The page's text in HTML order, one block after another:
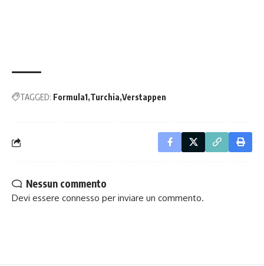
TAGGED: Formula1 Turchia Verstappen
Nessun commento
Devi essere connesso per inviare un commento.